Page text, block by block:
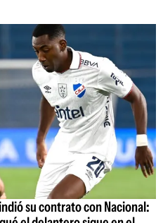
su contrato con Nacional: